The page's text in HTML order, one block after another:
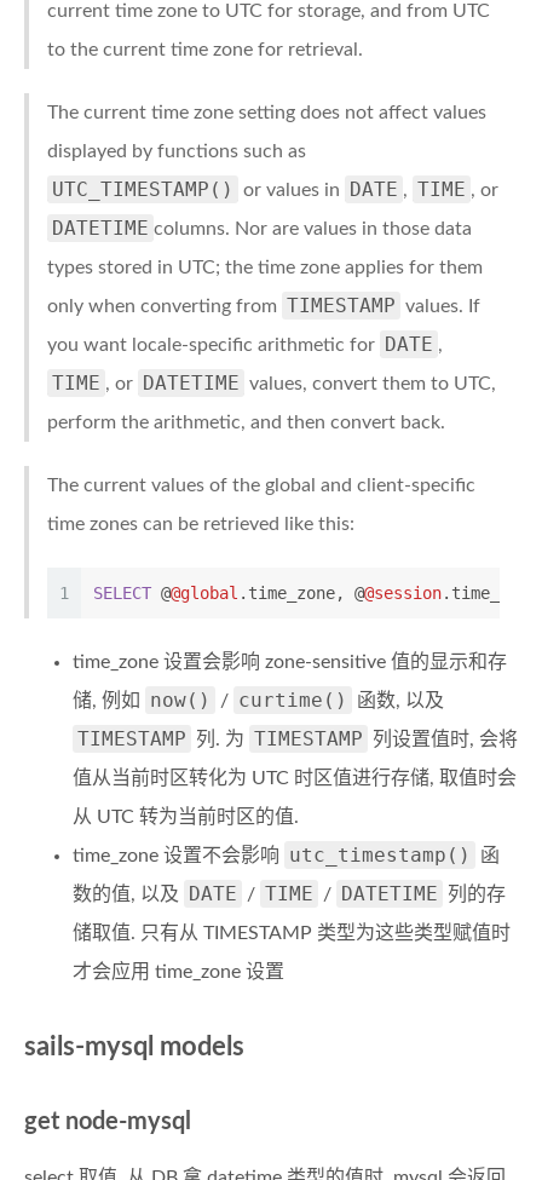
current time zone to UTC for storage, and from UTC
to the current time zone for retrieval.
The current time zone setting does not affect values
displayed by functions such as
UTC_TIMESTAMP() or values in DATE , TIME , or
DATETIME columns. Nor are values in those data
types stored in UTC; the time zone applies for them
only when converting from TIMESTAMP values. If
you want locale-specific arithmetic for DATE ,
TIME , or DATETIME values, convert them to UTC,
perform the arithmetic, and then convert back.
The current values of the global and client-specific
time zones can be retrieved like this:
1 SELECT @@global .time_zone, @@session
time_zone 设置会影响 zone-sensitive 值的显示和存
储, 例如
now() / curtime() 函数, 以及
TIMESTAMP 列. 为 TIMESTAMP
列设置值时, 会将
值从当前时区转化为 UTC 时区值进行存储, 取值时会
从 UTC 转为当前时区的值.
time_zone 设置不会影响
utc_timestamp()
函
数的值, 以及
DATE / TIME / DATETIME
列的存
储取值. 只有从 TIMESTAMP 类型为这些类型赋值时
才会应用 time_zone 设置
sails-mysql models
get node-mysql